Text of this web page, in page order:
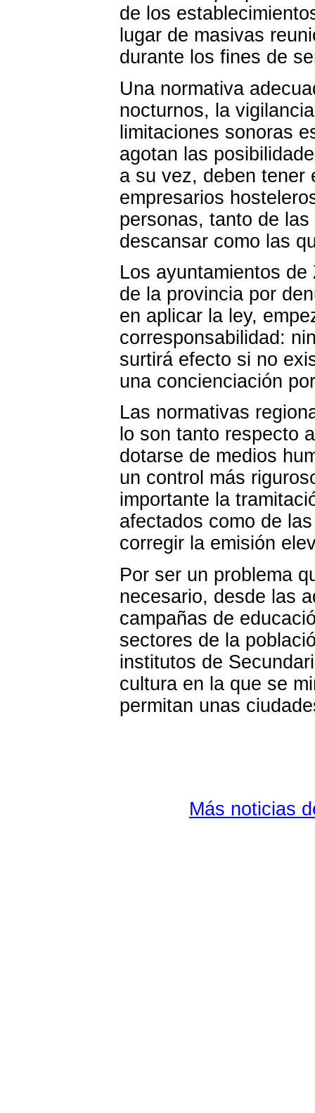
de los
lugar de masivas
durante los fines de
Una normativa
nocturnos, la
limitaciones sonoras
agotan las
a su vez, deben tener
empresarios
personas, tanto de
descansar como las
Los ayuntamientos
de la provincia por
en aplicar la ley,
corresponsabilidad:
surtirá efecto si no
una concienciación
Las normativas
lo son tanto respecto
dotarse de medios
un control más
importante la
afectados como de
corregir la emisión
Por ser un problema
necesario, desde las
campañas de
sectores de la
institutos de
cultura en la que se
permitan unas
Más noticias